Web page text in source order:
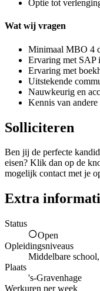
Optie tot
Wat wij vragen
Minimaal MBO 4
Ervaring met SAP
Ervaring met
Uitstekende
Nauwkeurig en
Kennis van andere
Solliciteren
Ben jij de perfecte
eisen? Klik dan op de
mogelijk contact met je
Extra
Status
Open
Opleidingsniveaus
Middelbare
Plaats
's-Gravenhage
Werkuren per week